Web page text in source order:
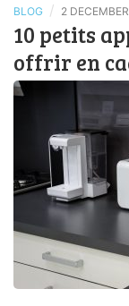
BLOG / 2
10 petits
offrir en